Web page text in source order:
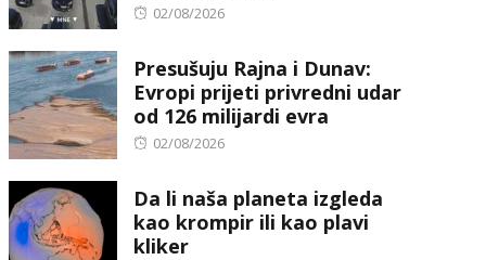
Posted
02/08/2026
Presušuju Rajna i Dunav:
Evropi prijeti privredni udar
od 126 milijardi evra
Posted
02/08/2026
Da li naša planeta izgleda
kao krompir ili kao plavi
kliker